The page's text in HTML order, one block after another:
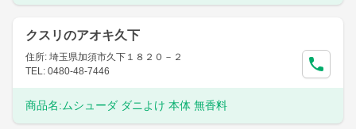
クスリのアオキ久下
住所: 埼玉県加須市久下１８２０－２
TEL: 0480-48-7446
商品名: ムシューダ ダニよけ 本体 無香料